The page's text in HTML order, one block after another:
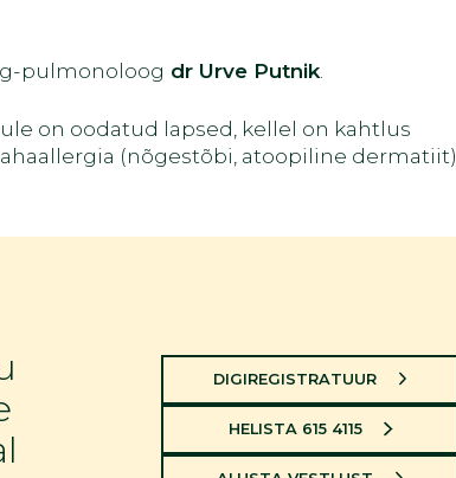
pulmonoloog dr Urve Putnik
on oodatud lapsed, kellel on kahtlus
(nõgestõbi, atoopiline dermatiit)
DIGIREGISTRATUUR
HELISTA 615 4115